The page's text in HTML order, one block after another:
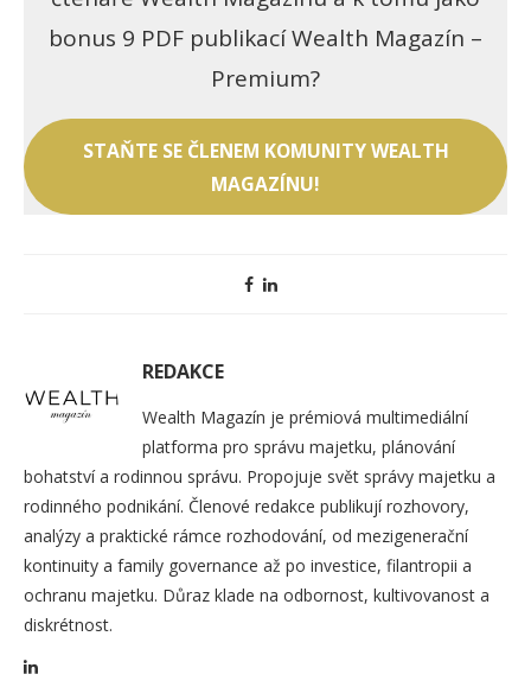
bonus 9 PDF publikací Wealth Magazín –
Premium?
STAŇTE SE ČLENEM KOMUNITY WEALTH
MAGAZÍNU!
REDAKCE
Wealth Magazín je prémiová multimediální
platforma pro správu majetku, plánování
bohatství a rodinnou správu. Propojuje svět správy majetku a
rodinného podnikání. Členové redakce publikují rozhovory,
analýzy a praktické rámce rozhodování, od mezigenerační
kontinuity a family governance až po investice, filantropii a
ochranu majetku. Důraz klade na odbornost, kultivovanost a
diskrétnost.